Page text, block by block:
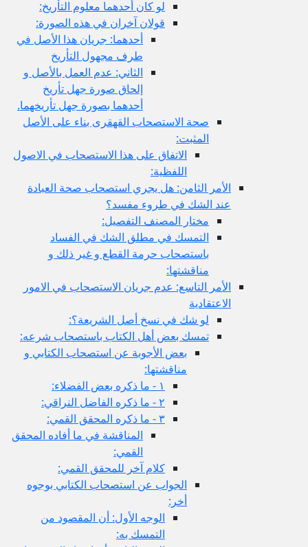
لو كان أحدهما معلوم التأريخ:
قولان آخران في هذه الصورة:
أحدهما: جريان هذا الأصل في
طرف مجهول التأريخ
الثاني: عدم العمل بالأصل و
إلحاق صورة جهل تأريخ
أحدهما بصورة جهل تأريخهما.
صحة الاستصحاب القهقرى بناء على الأصل
المثبت:
الاتفاق على هذا الاستصحاب في الاصول
اللفظية:
الأمر الثامن: هل يجري استصحاب صحة العبادة
عند الشك في طروء مفسد؟
مختار المصنف التفصيل:
التمسك في مطلق الشك في الفساد
باستصحاب حرمة القطع و غير ذلك و
مناقشتها:
الأمر التاسع: عدم جريان الاستصحاب في الامور
الاعتقادية
لو شك في نسخ أصل الشريعة؟:
تمسك بعض أهل الكتاب باستصحاب شرعه:
بعض الأجوبة عن استصحاب الكتابي و
مناقشتها:
١ - ما ذكره بعض الفضلاء:
٢ - ما ذكره الفاضل النراقي:
٣ - ما ذكره المحقق القمي:
المناقشة في ما أفاده المحقق
القمي:
كلام آخر للمحقق القمي:
الجواب عن استصحاب الكتابي بوجوه
أخر:
الوجه الأول: أن المقصود من
التمسك به: